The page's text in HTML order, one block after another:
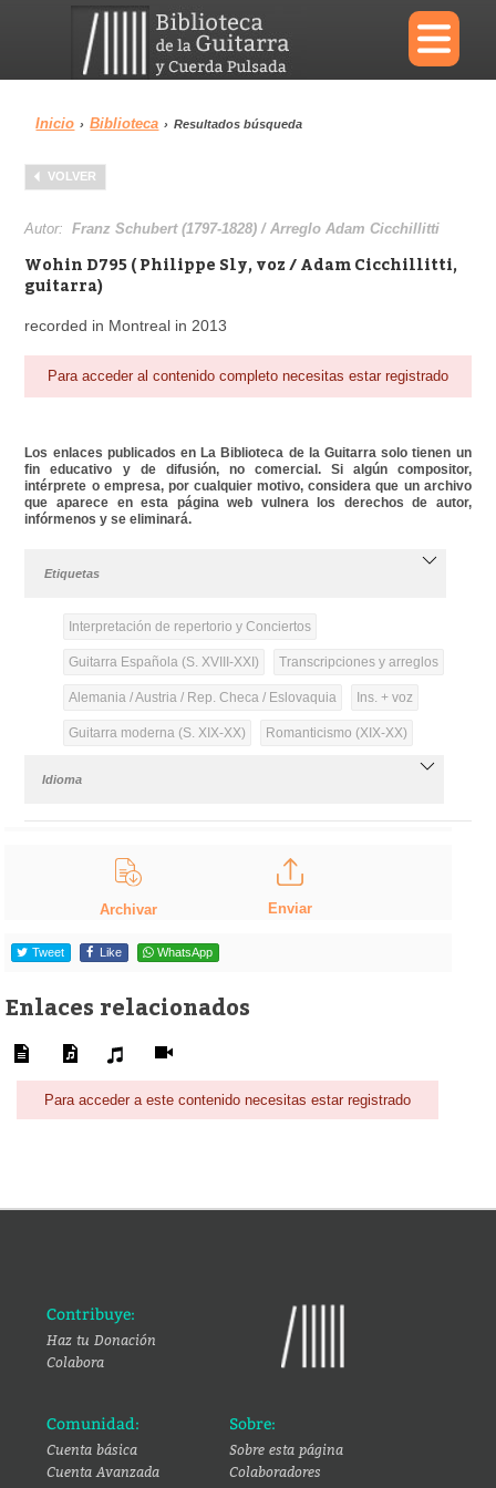
×
Menu
Biblioteca Diccionario
Inicio › Biblioteca › Resultados búsqueda
VOLVER
Autor:Franz Schubert (1797-1828) / Arreglo Adam Cicchillitti
Wohin D795 ( Philippe Sly, voz / Adam Cicchillitti,
guitarra)
recorded in Montreal in 2013
Para acceder al contenido completo necesitas estar registrado
Los enlaces publicados en La Biblioteca de la Guitarra solo tienen un
fin educativo y de difusión, no comercial. Si algún compositor,
intérprete o empresa, por cualquier motivo, considera que un archivo
que aparece en esta página web vulnera los derechos de autor,
infórmenos y se eliminará.
Etiquetas
Interpretación de repertorio y Conciertos
Guitarra Española (S. XVIII-XXI) Transcripciones y arreglos
Alemania / Austria / Rep. Checa / Eslovaquia Ins. + voz
Guitarra moderna (S. XIX-XX) Romanticismo (XIX-XX)
Idioma
Archivar Enviar
Tweet Like WhatsApp
Enlaces relacionados
Para acceder a este contenido necesitas estar registrado
Contribuye:
Haz tu Donación
Colabora
Comunidad:
Cuenta básica
Cuenta Avanzada
Sobre:
Sobre esta página
Colaboradores